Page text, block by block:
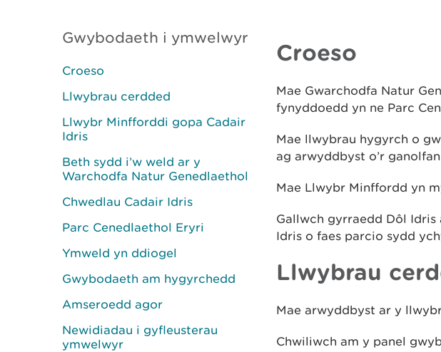
Gwybodaeth i ymwelwyr
Croeso
Llwybrau cerdded
Llwybr Minfforddi gopa Cadair
Idris
Beth sydd i’w weld ar y
Warchodfa Natur Genedlaethol
Chwedlau Cadair Idris
Parc Cenedlaethol Eryri
Ymweld yn ddiogel
Gwybodaeth am hygyrchedd
Amseroedd agor
Newidiadau i gyfleusterau
ymwelwyr
Croeso
Mae Gwarchodfa Natur
fynyddoedd yn ne Parc
Mae llwybrau hygyrch o
ag arwyddbyst o’r
Mae Llwybr Minffordd yn
Gallwch gyrraedd Dôl Idris
Idris o faes parcio sydd
Llwybrau
Mae arwyddbyst ar y
Chwiliwch am y panel